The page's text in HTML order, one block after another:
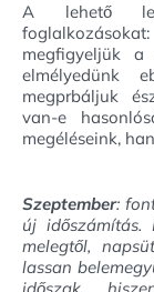
A lehető
megfigyeljük a
elmélyedünk
megprbáljuk
van-e
megéléseink,
Szeptember:
új időszámítás.
melegtől,
lassan
időszak,